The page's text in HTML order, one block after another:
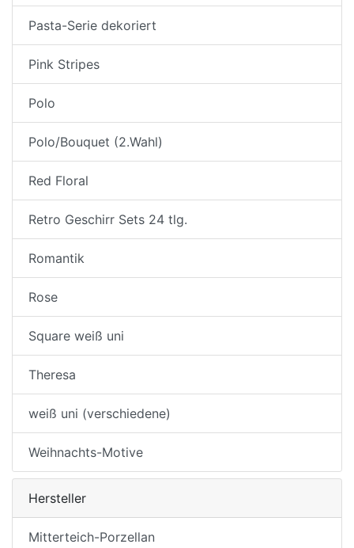
Pasta-Serie dekoriert
Pink Stripes
Polo
Polo/Bouquet (2.Wahl)
Red Floral
Retro Geschirr Sets 24 tlg.
Romantik
Rose
Square weiß uni
Theresa
weiß uni (verschiedene)
Weihnachts-Motive
Hersteller
Mitterteich-Porzellan